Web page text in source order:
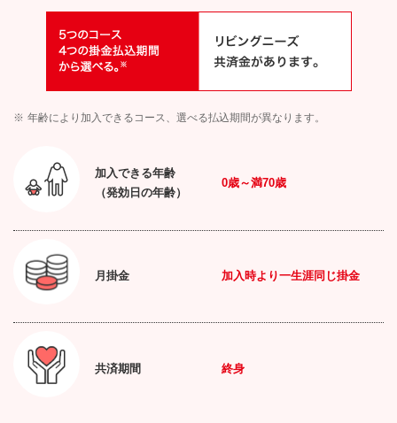
※ 年齢により加入できるコース、選べる払込期間が異なります。
加入できる年齢
（発効日の年齢）
0歳～満70歳
月掛金 加入時より一生涯同じ掛金
共済期間 終身